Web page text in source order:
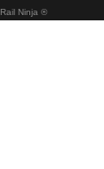
Rail Ninja ®